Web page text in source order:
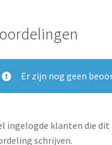
Er zijn nog geen
ingelogde klanten die
schrijven.